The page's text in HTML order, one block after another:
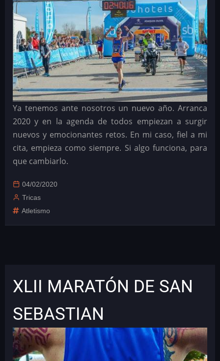
Ya tenemos ante nosotros un nuevo año. Arranca
2020 y en la agenda de todos empiezan a surgir
nuevos y emocionantes retos. En mi caso, fiel a mi
cita, empieza como siempre. Si algo funciona, para
que cambiarlo.
04/02/2020
Tricas
Atletismo
XLII MARATÓN DE SAN
SEBASTIAN